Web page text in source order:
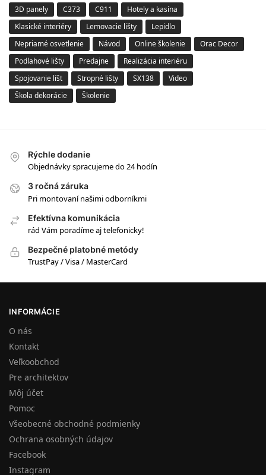
3D panely C373 C911
Hotely a kasína
Klasické interiéry
Lemovacie lišty
Lepidlo
Nepriamé osvetlenie
Návod Online školenie
Orac Decor
Podlahové lišty
Predajne
Realizácia interiéru
Spojovanie líšt
Stropné lišty SX138
Video
Škola dekorácie
Školenie
Rýchle dodanie
Objednávky spracujeme do 24 hodín
3 ročná záruka
Pri montovaní našimi odborníkmi
Efektívna komunikácia
rád Vám poradíme aj telefonicky!
Bezpečné platobné metódy
TrustPay / Visa / MasterCard
INFORMÁCIE
O nás
Kontakt
Veľkoobchod
Pre architektov
Môj účet
Pomoc
Všeobecné obchodné podmienky
Ochrana osobných údajov
Facebook
Instagram